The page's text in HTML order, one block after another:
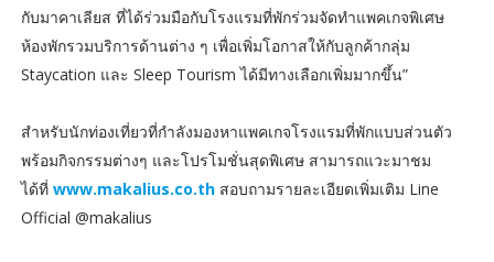
กับมาคาเลียส ที่ได้ร่วมมือกับโรงแรมที่พักร่วมจัดทำแพคเกจพิเศษ
ห้องพักรวมบริการด้านต่าง ๆ เพื่อเพิ่มโอกาสให้กับลูกค้ากลุ่ม
Staycation และ Sleep Tourism ได้มีทางเลือกเพิ่มมากขึ้น”
สำหรับนักท่องเที่ยวที่กำลังมองหาแพคเกจโรงแรมที่พักแบบส่วนตัว
พร้อมกิจกรรมต่างๆ และโปรโมชั่นสุดพิเศษ สามารถแวะมาชม
ได้ที่ www.makalius.co.thสอบถามรายละเอียดเพิ่มเติม Line
Official @makalius